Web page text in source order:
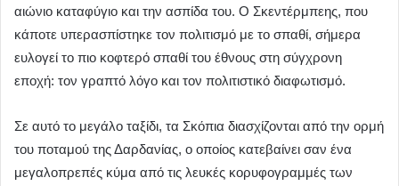
αιώνιο καταφύγιο και την ασπίδα του. Ο Σκεντέρμπεης, που
κάποτε υπερασπίστηκε τον πολιτισμό με το σπαθί, σήμερα
ευλογεί το πιο κοφτερό σπαθί του έθνους στη σύγχρονη
εποχή: τον γραπτό λόγο και τον πολιτιστικό διαφωτισμό.
Σε αυτό το μεγάλο ταξίδι, τα Σκόπια διασχίζονται από την ορμή
του ποταμού της Δαρδανίας, ο οποίος κατεβαίνει σαν ένα
μεγαλοπρεπές κύμα από τις λευκές κορυφογραμμές των